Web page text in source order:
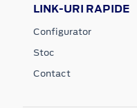
LINK-URI RAPIDE
Configurator
Stoc
Contact